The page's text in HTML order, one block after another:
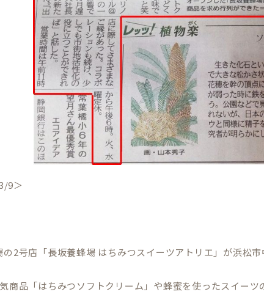
9＞
の2号店「長坂養蜂場 はちみつスイーツアトリエ」が浜松
商品「はちみつソフトクリーム」や蜂蜜を使ったスイー